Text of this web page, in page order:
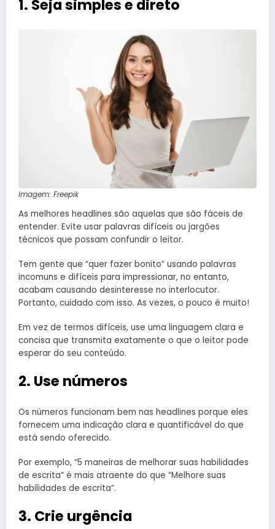
1. Seja simples e direto
Imagem: Freepik
As melhores headlines são aquelas que são fáceis de
entender. Evite usar palavras difíceis ou jargões
técnicos que possam confundir o leitor.
Tem gente que “quer fazer bonito” usando palavras
incomuns e difíceis para impressionar, no entanto,
acabam causando desinteresse no interlocutor.
Portanto, cuidado com isso. As vezes, o pouco é muito!
Em vez de termos difíceis, use uma linguagem clara e
concisa que transmita exatamente o que o leitor pode
esperar do seu conteúdo.
2. Use números
Os números funcionam bem nas headlines porque eles
fornecem uma indicação clara e quantificável do que
está sendo oferecido.
Por exemplo, “5 maneiras de melhorar suas habilidades
de escrita” é mais atraente do que “Melhore suas
habilidades de escrita”.
3. Crie urgência